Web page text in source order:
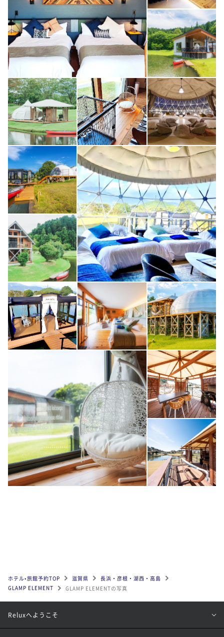
ホテル•旅館予約TOP 滋賀県
長浜・彦根・湖西・高島
GLAMP ELEMENT
GLAMP ELEMENTの写真
Reluxへようこそ